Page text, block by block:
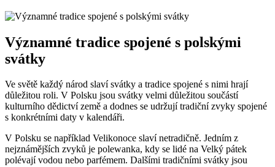
Významné tradice spojené s ⁢polskými
svátky
Ve světě každý národ slaví svátky a tradice ⁤spojené s ​nimi hrají
důležitou roli. V Polsku jsou svátky velmi důležitou součástí⁢
kulturního dědictví země a dodnes se udržují‍ tradiční zvyky spojené
s konkrétními daty v kalendáři.
V Polsku⁢ se například Velikonoce slaví netradičně. Jedním z
nejznámějších zvyků je polewanka, kdy⁢ se lidé ‌na Velký‌ pátek
polévají vodou nebo parfémem. Dalšími tradičními svátky jsou